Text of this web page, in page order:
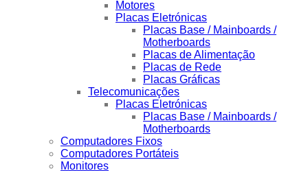
Motores
Placas Eletrónicas
Placas Base / Mainboards /
Motherboards
Placas de Alimentação
Placas de Rede
Placas Gráficas
Telecomunicações
Placas Eletrónicas
Placas Base / Mainboards /
Motherboards
Computadores Fixos
Computadores Portáteis
Monitores